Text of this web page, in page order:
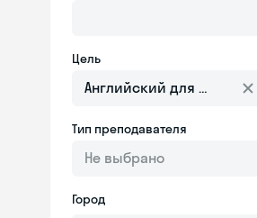
Цель
Английский для взрослых
Тип преподавателя
Не выбрано
Город